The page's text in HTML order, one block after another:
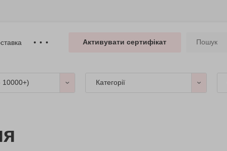
Активувати сертифікат
10000+) Категорії